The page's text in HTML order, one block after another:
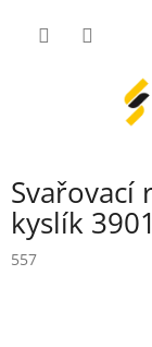
Svařovací
kyslík
557